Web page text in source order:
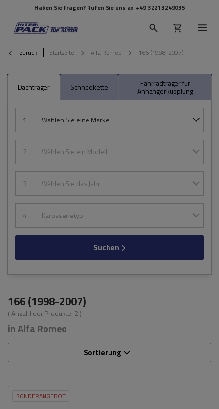
Haben Sie Fragen? Rufen Sie uns an +49 32213249035
Zurück Startseite Alfa Romeo 166 (1998-2007)
Dachträger Schneekette Fahrradträger für
Anhängerkupplung
1 Wählen Sie eine Marke
2 Wählen Sie ein Modell
3 Wählen Sie das Jahr
4 Karosserietyp
Suchen
166 (1998-2007)
( Anzahl der Produkte: 2 )
in Alfa Romeo
Sortierung
SONDERANGEBOT